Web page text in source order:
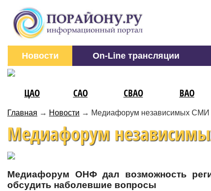
Новости On-Line трансляции
ЦАО САО СВАО ВАО
Главная → Новости → Медиафорум независимых СМИ
Медиафорум
Медиафорум ОНФ дал возможность
обсудить наболевшие вопросы